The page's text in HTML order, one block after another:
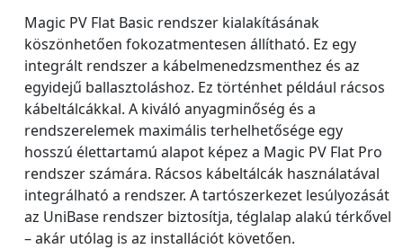
Magic PV Flat Basic rendszer kialakításának
köszönhetően fokozatmentesen állítható. Ez egy
integrált rendszer a kábelmenedzsmenthez és az
egyidejű ballasztoláshoz. Ez történhet például rácsos
kábeltálcákkal. A kiváló anyagminőség és a
rendszerelemek maximális terhelhetősége egy
hosszú élettartamú alapot képez a Magic PV Flat Pro
rendszer számára. Rácsos kábeltálcák használatával
integrálható a rendszer. A tartószerkezet lesúlyozását
az UniBase rendszer biztosítja, téglalap alakú térkővel
– akár utólag is az installációt követően.